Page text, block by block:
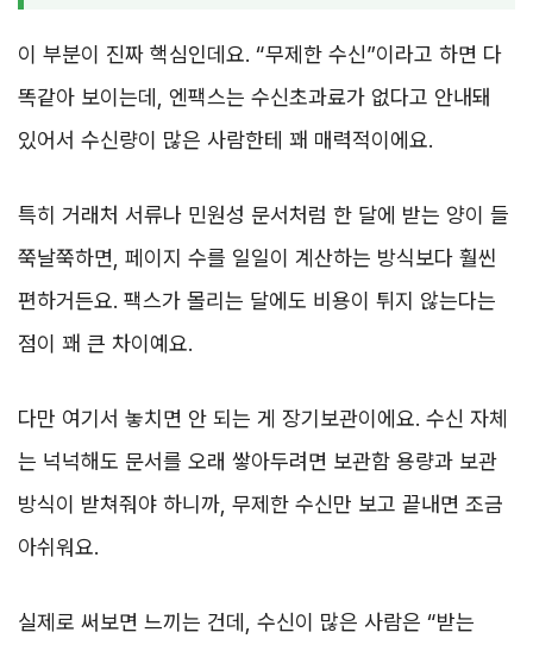
이 부분이 진짜 핵심인데요. “무제한 수신”이라고 하면 다
똑같아 보이는데, 엔팩스는 수신초과료가 없다고 안내돼
있어서 수신량이 많은 사람한테 꽤 매력적이에요.
특히 거래처 서류나 민원성 문서처럼 한 달에 받는 양이 들
쭉날쭉하면, 페이지 수를 일일이 계산하는 방식보다 훨씬
편하거든요. 팩스가 몰리는 달에도 비용이 튀지 않는다는
점이 꽤 큰 차이예요.
다만 여기서 놓치면 안 되는 게 장기보관이에요. 수신 자체
는 넉넉해도 문서를 오래 쌓아두려면 보관함 용량과 보관
방식이 받쳐줘야 하니까, 무제한 수신만 보고 끝내면 조금
아쉬워요.
실제로 써보면 느끼는 건데, 수신이 많은 사람은 “받는